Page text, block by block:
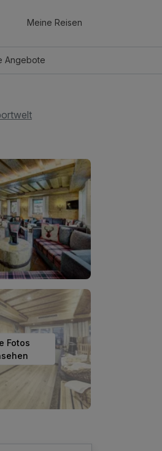
Meine Reisen
Angebote
Fotos